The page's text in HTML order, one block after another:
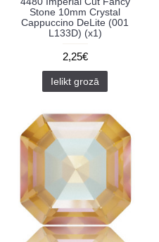
Stone 10mm Crystal
Cappuccino DeLite (001
L133D) (x1)
2,25€
Ielikt grozā